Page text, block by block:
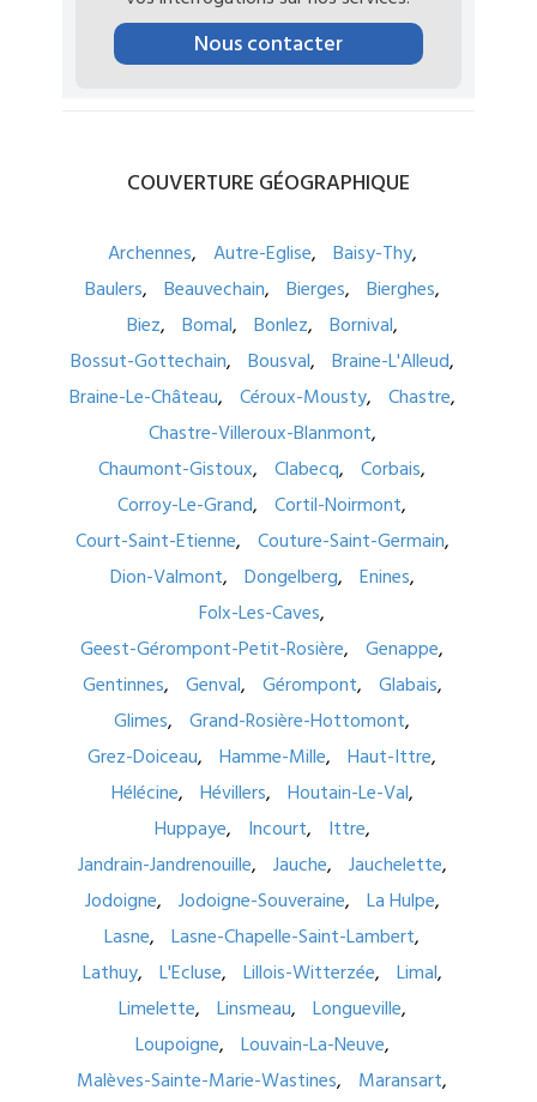
Nous contacter
COUVERTURE GÉOGRAPHIQUE
Archennes Autre-Eglise
Baisy-Thy
Baulers
Beauvechain Bierges
Bierghes
Biez
Bomal Bonlez
Bornival
Bossut-Gottechain
Bousval
Braine-L'Alleud
Braine-Le-Château
Céroux-Mousty
Chastre
Chastre-Villeroux-Blanmont
Chaumont-Gistoux
Clabecq
Corbais
Corroy-Le-Grand
Cortil-Noirmont
Court-Saint-Etienne
Couture-Saint-Germain
Dion-Valmont
Dongelberg
Enines
Folx-Les-Caves
Geest-Gérompont-Petit-Rosière
Genappe
Gentinnes
Genval Gérompont
Glabais
Glimes
Grand-Rosière-Hottomont
Grez-Doiceau
Hamme-Mille
Haut-Ittre
Hélécine
Hévillers
Houtain-Le-Val
Huppaye
Incourt
Ittre
Jandrain-Jandrenouille
Jauche
Jauchelette
Jodoigne
Jodoigne-Souveraine
La Hulpe
Lasne
Lasne-Chapelle-Saint-Lambert
Lathuy
L'Ecluse Lillois-Witterzée
Limal
Limelette
Linsmeau
Longueville
Loupoigne
Louvain-La-Neuve
Malèves-Sainte-Marie-Wastines
Maransart